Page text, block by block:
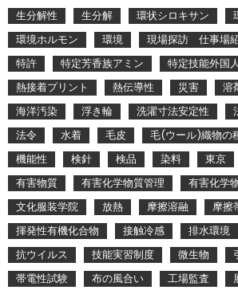
生分解性
生分解 環状シロキサン
環境ホルモン
環境 現場探訪 仕事場
特許
特定芳香族アミン 特定技能外国
熱接着プリント
熱伝導性 災害 溶
海洋汚染
浮き輪 洗濯寸法安定性
法令
水着 毛皮 毛(ウール)織物の
機能性
検針 検品 染料 東京
有害物質
有害化学物質管理
有害化学
文化服装学院
放熱 摩擦溶融
摩擦
揮発性有機化合物
接触冷感 排水環境
抗ウイルス
技能実習制度 微生物
帯電性試験
布の風合い 工場監査